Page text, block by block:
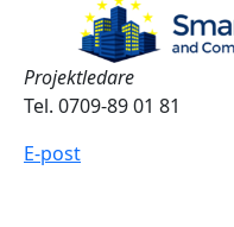
Projektledare
Tel. 0709-89 01 81
E-post